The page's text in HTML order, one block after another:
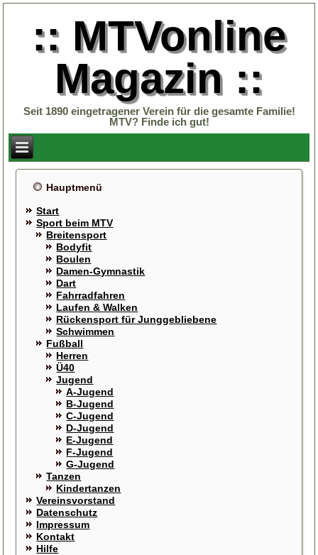
:: MTVonline
Magazin ::
Seit 1890 eingetragener Verein für die gesamte Familie!
MTV? Finde ich gut!
Hauptmenü
Start
Sport beim MTV
Breitensport
Bodyfit
Boulen
Damen-Gymnastik
Dart
Fahrradfahren
Laufen & Walken
Rückensport für Junggebliebene
Schwimmen
Fußball
Herren
Ü40
Jugend
A-Jugend
B-Jugend
C-Jugend
D-Jugend
E-Jugend
F-Jugend
G-Jugend
Tanzen
Kindertanzen
Vereinsvorstand
Datenschutz
Impressum
Kontakt
Hilfe